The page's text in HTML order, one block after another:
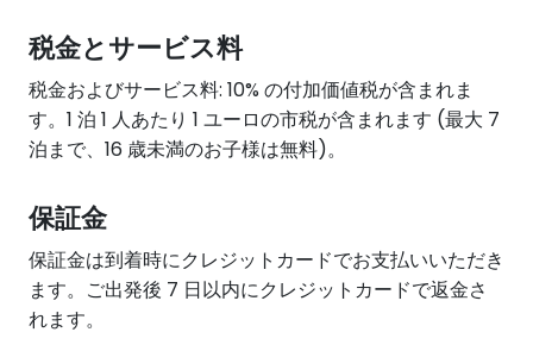
税金とサービス料
税金およびサービス料: 10% の付加価値税が含まれま
す。1 泊 1 人あたり 1 ユーロの市税が含まれます (最大 7
泊まで、16 歳未満のお子様は無料)。
保証金
保証金は到着時にクレジットカードでお支払いいただき
ます。ご出発後 7 日以内にクレジットカードで返金さ
れます。